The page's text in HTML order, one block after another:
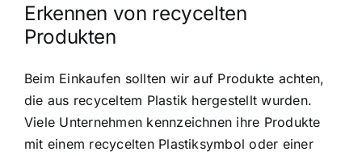
Erkennen von recycelten
Produkten
Beim Einkaufen sollten wir auf Produkte achten,
die aus recyceltem Plastik hergestellt wurden.
Viele Unternehmen kennzeichnen ihre Produkte
mit einem recycelten Plastiksymbol oder einer